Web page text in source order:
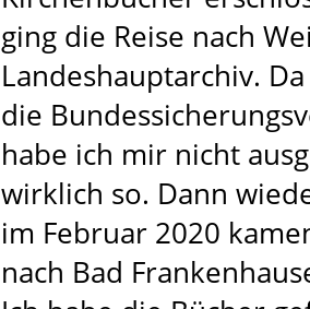
ging die Reise nach
Landeshauptarchiv.
die
habe ich mir nicht
wirklich so. Dann
im Februar 2020
nach Bad